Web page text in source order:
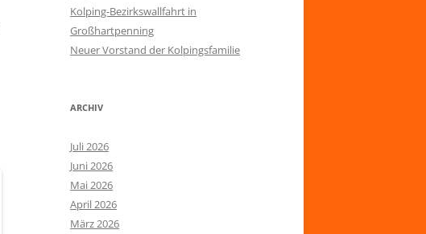
Kolping-Bezirkswallfahrt in
Großhartpenning
Neuer Vorstand der Kolpingsfamilie
ARCHIV
Juli 2026
Juni 2026
Mai 2026
April 2026
März 2026